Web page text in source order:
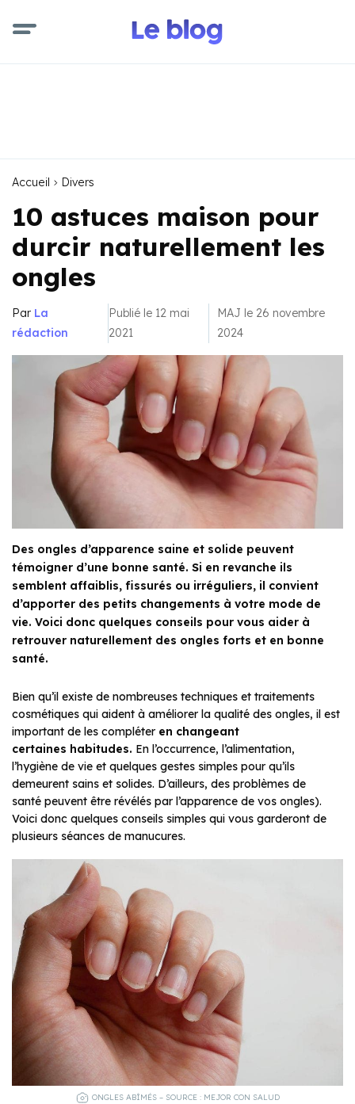
Accueil Divers
10 astuces maison pour
durcir naturellement les
ongles
Par La
rédaction
Publié le 12 mai
2021
MAJ le 26 novembre
2024
Des ongles d’apparence saine et solide peuvent
témoigner d’une bonne santé. Si en revanche ils
semblent affaiblis, fissurés ou irréguliers, il convient
d’apporter des petits changements à votre mode de
vie. Voici donc quelques conseils pour vous aider à
retrouver naturellement des ongles forts et en bonne
santé.
Bien qu’il existe de nombreuses techniques et traitements
cosmétiques qui aident à améliorer la qualité des ongles, il est
important de les compléter en changeant
certaines habitudes. En l’occurrence, l’alimentation,
l’hygiène de vie et quelques gestes simples pour qu’ils
demeurent sains et solides. D’ailleurs, des problèmes de
santé peuvent être révélés par l’apparence de vos ongles).
Voici donc quelques conseils simples qui vous garderont de
plusieurs séances de manucures.
ONGLES ABÎMÉS – SOURCE : MEJOR CON SALUD